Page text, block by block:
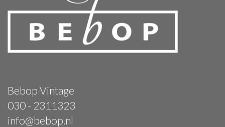
Bebop Vintage
030 - 2311323
info@bebop.nl